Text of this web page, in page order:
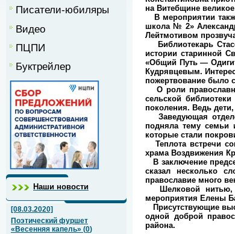
Писатели-юбиляры
Видео
ПЦПИ
Буктрейлер
Наши новости
[08.03.2020]
Поэтический фуршет
«Весенняя капель» (0)
на Витебщине
В мероприятии
школа № 2»
Лейтмотивом
Библиотекарь
истории старинной
«Общий Путь —
Кудрявцевым.
пожертвование было
О роли
сельской
поколения. Ведь
Заведующая
подняла тему семьи
которые стали
Теплота встречи
храма Воздвижения
В заключение
сказал несколько
православие много
Шелковой нитью,
мероприятия Елены
Присутствующие
одной доброй
района.